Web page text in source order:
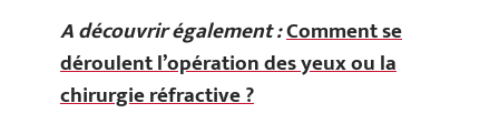
A découvrir également :Comment se
déroulent l’opération des yeux ou la
chirurgie réfractive ?